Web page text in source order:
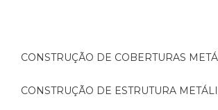
CONSTRUÇÃO DE COBERTURAS
CONSTRUÇÃO DE ESTRUTURA